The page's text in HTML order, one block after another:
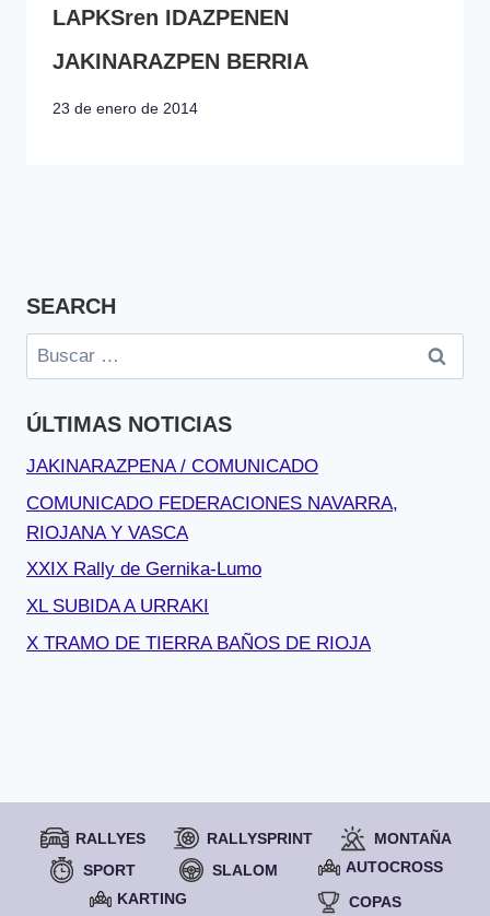
LAPKSren IDAZPENEN
JAKINARAZPEN BERRIA
23 de enero de 2014
SEARCH
Buscar:
ÚLTIMAS NOTICIAS
JAKINARAZPENA / COMUNICADO
COMUNICADO FEDERACIONES NAVARRA,
RIOJANA Y VASCA
XXIX Rally de Gernika-Lumo
XL SUBIDA A URRAKI
X TRAMO DE TIERRA BAÑOS DE RIOJA
RALLYES RALLYSPRINT
MONTAÑA
SPORT
SLALOM
AUTOCROSS
KARTING
COPAS